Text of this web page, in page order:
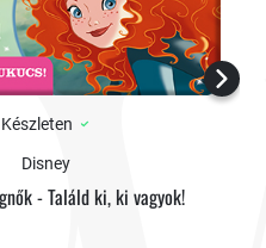
Készleten
Disney
- Találd ki, ki vagyok!